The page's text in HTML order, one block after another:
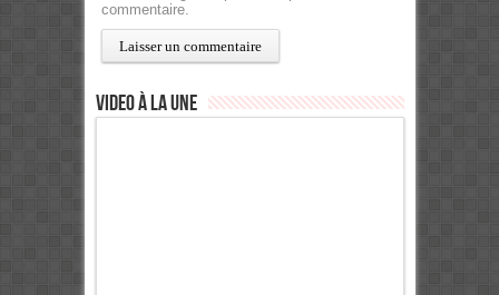
commentaire.
Video à la Une